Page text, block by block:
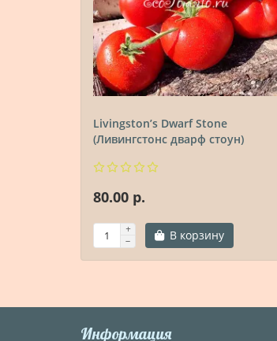
Livingston’s Dwarf Stone
(Ливингстонс дварф стоун)
80.00 р.
В корзину
Информация